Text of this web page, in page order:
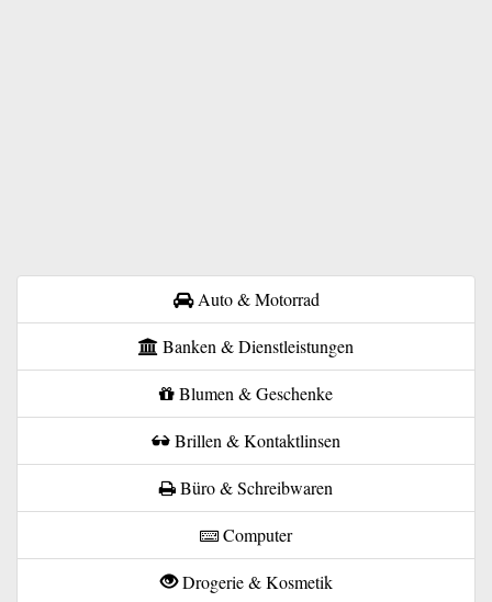
Auto & Motorrad
Banken & Dienstleistungen
Blumen & Geschenke
Brillen & Kontaktlinsen
Büro & Schreibwaren
Computer
Drogerie & Kosmetik